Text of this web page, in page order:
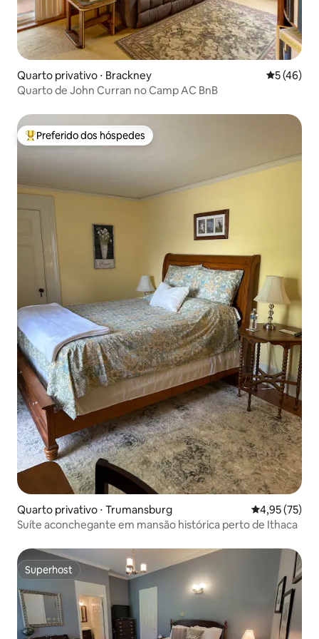
Quarto privativo ⋅ Brackney 5 de uma
5 (46)
Quarto de John Curran no Camp AC BnB
Entre os melhores preferidos dos hóspedes
Preferido dos hóspedes
Quarto privativo ⋅ Trumansburg 4,95 de uma
4,95 (75)
Suíte aconchegante em mansão histórica perto de Ithaca
Superhost
Superhost